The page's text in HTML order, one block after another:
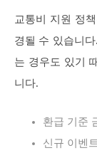
교통비 지원 정
경될 수 있습니
는 경우도 있기
니다.
환급 기준
신규 이벤